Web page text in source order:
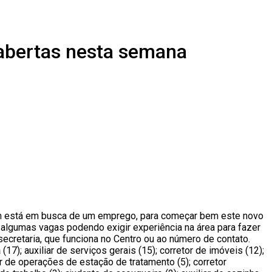
nesta semana
em busca de um emprego, para começar bem este novo
vagas podendo exigir experiência na área para fazer
que funciona no Centro ou ao número de contato.
auxiliar de serviços gerais (15); corretor de imóveis (12);
operações de estação de tratamento (5); corretor